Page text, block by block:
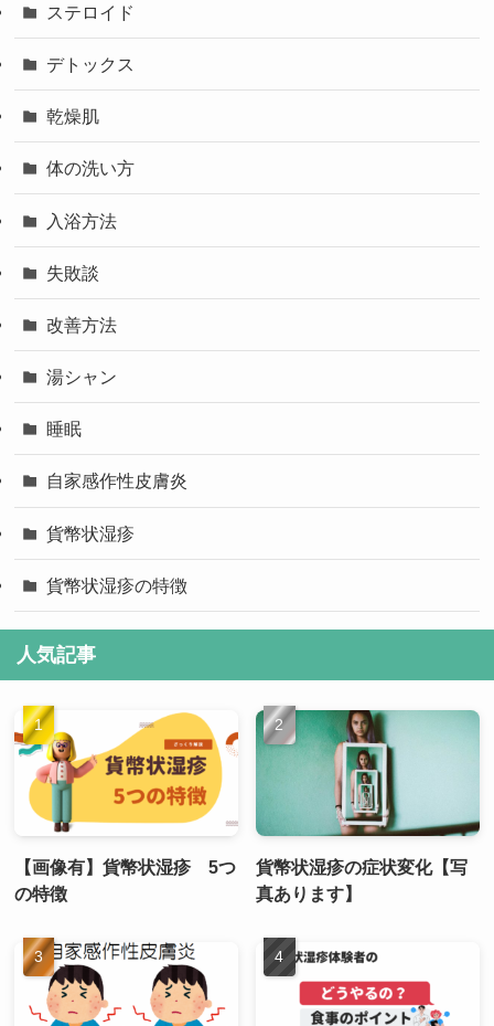
ステロイド
デトックス
乾燥肌
体の洗い方
入浴方法
失敗談
改善方法
湯シャン
睡眠
自家感作性皮膚炎
貨幣状湿疹
貨幣状湿疹の特徴
人気記事
【画像有】貨幣状湿疹 5つ
の特徴
貨幣状湿疹の症状変化【写
真あります】